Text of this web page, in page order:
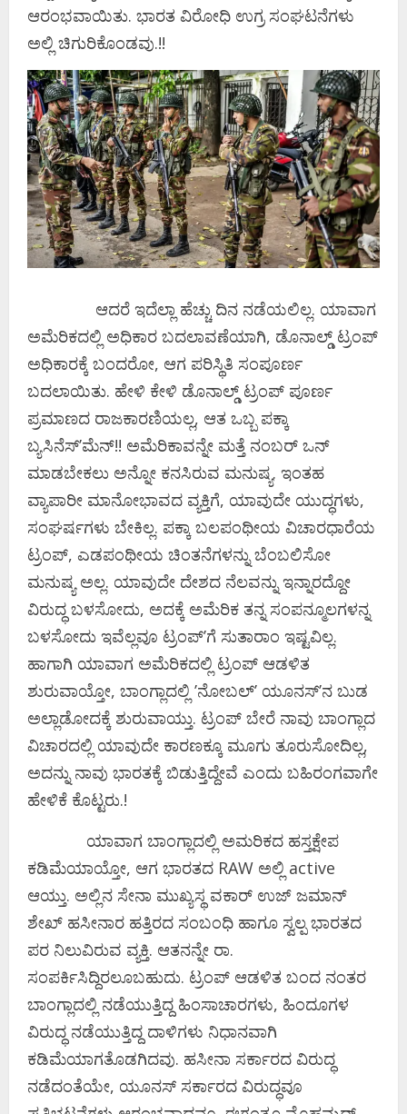
ಆರಂಭವಾಯಿತು. ಭಾರತ ವಿರೋಧಿ ಉಗ್ರ ಸಂಘಟನೆಗಳು
ಅಲ್ಲಿ ಚಿಗುರಿಕೊಂಡವು.!!
ಆದರೆ ಇದೆಲ್ಲಾ ಹೆಚ್ಚು ದಿನ ನಡೆಯಲಿಲ್ಲ. ಯಾವಾಗ
ಅಮೆರಿಕದಲ್ಲಿ ಅಧಿಕಾರ ಬದಲಾವಣೆಯಾಗಿ, ಡೊನಾಲ್ಡ್‌ ಟ್ರಂಪ್‌
ಅಧಿಕಾರಕ್ಕೆ ಬಂದರೋ, ಆಗ ಪರಿಸ್ಥಿತಿ ಸಂಪೂರ್ಣ
ಬದಲಾಯಿತು. ಹೇಳಿ ಕೇಳಿ ಡೊನಾಲ್ಡ್‌ ಟ್ರಂಪ್‌ ಪೂರ್ಣ
ಪ್ರಮಾಣದ ರಾಜಕಾರಣಿಯಲ್ಲ, ಆತ ಒಬ್ಬ ಪಕ್ಕಾ
ಬ್ಯಸಿನೆಸ್‌ʼಮೆನ್!!‌ ಅಮೆರಿಕಾವನ್ನೇ ಮತ್ತೆ ನಂಬರ್‌ ಒನ್‌
ಮಾಡಬೇಕಲು ಅನ್ನೋ ಕನಸಿರುವ ಮನುಷ್ಯ. ಇಂತಹ
ವ್ಯಾಪಾರೀ ಮಾನೋಭಾವದ ವ್ಯಕ್ತಿಗೆ, ಯಾವುದೇ ಯುದ್ಧಗಳು,
ಸಂಘರ್ಷಗಳು ಬೇಕಿಲ್ಲ. ಪಕ್ಕಾ ಬಲಪಂಥೀಯ ವಿಚಾರಧಾರೆಯ
ಟ್ರಂಪ್‌, ಎಡಪಂಥೀಯ ಚಿಂತನೆಗಳನ್ನು ಬೆಂಬಲಿಸೋ
ಮನುಷ್ಯ ಅಲ್ಲ. ಯಾವುದೇ ದೇಶದ ನೆಲವನ್ನು ಇನ್ನಾರದ್ದೋ
ವಿರುದ್ಧ ಬಳಸೋದು, ಅದಕ್ಕೆ ಅಮೆರಿಕ ತನ್ನ ಸಂಪನ್ಮೂಲಗಳನ್ನ
ಬಳಸೋದು ಇವೆಲ್ಲವೂ ಟ್ರಂಪ್‌ʼಗೆ ಸುತಾರಾಂ ಇಷ್ಟವಿಲ್ಲ.
ಹಾಗಾಗಿ ಯಾವಾಗ ಅಮೆರಿಕದಲ್ಲಿ ಟ್ರಂಪ್‌ ಆಡಳಿತ
ಶುರುವಾಯ್ತೋ, ಬಾಂಗ್ಲಾದಲ್ಲಿ ʼನೋಬಲ್‌ʼ ಯೂನಸ್‌ʼನ ಬುಡ
ಅಲ್ಲಾಡೋದಕ್ಕೆ ಶುರುವಾಯ್ತು. ಟ್ರಂಪ್‌ ಬೇರೆ ನಾವು ಬಾಂಗ್ಲಾದ
ವಿಚಾರದಲ್ಲಿ ಯಾವುದೇ ಕಾರಣಕ್ಕೂ ಮೂಗು ತೂರುಸೋದಿಲ್ಲ,
ಅದನ್ನು ನಾವು ಭಾರತಕ್ಕೆ ಬಿಡುತ್ತಿದ್ದೇವೆ ಎಂದು ಬಹಿರಂಗವಾಗೇ
ಹೇಳಿಕೆ ಕೊಟ್ಟರು.!
ಯಾವಾಗ ಬಾಂಗ್ಲಾದಲ್ಲಿ ಅಮರಿಕದ ಹಸ್ತಕ್ಷೇಪ
ಕಡಿಮೆಯಾಯ್ತೋ, ಆಗ ಭಾರತದ RAW ಅಲ್ಲಿ active
ಆಯ್ತು. ಅಲ್ಲಿನ ಸೇನಾ ಮುಖ್ಯಸ್ಥ ವಕಾರ್‌ ಉಜ್‌ ಜಮಾನ್‌
ಶೇಖ್‌ ಹಸೀನಾರ ಹತ್ತಿರದ ಸಂಬಂಧಿ ಹಾಗೂ ಸ್ವಲ್ಪ ಭಾರತದ
ಪರ ನಿಲುವಿರುವ ವ್ಯಕ್ತಿ. ಆತನನ್ನೇ ರಾ.
ಸಂಪರ್ಕಿಸಿದ್ದಿರಲೂಬಹುದು. ಟ್ರಂಪ್‌ ಆಡಳಿತ ಬಂದ ನಂತರ
ಬಾಂಗ್ಲಾದಲ್ಲಿ ನಡೆಯುತ್ತಿದ್ದ ಹಿಂಸಾಚಾರಗಳು, ಹಿಂದೂಗಳ
ವಿರುದ್ಧ ನಡೆಯುತ್ತಿದ್ದ ದಾಳಿಗಳು ನಿಧಾನವಾಗಿ
ಕಡಿಮೆಯಾಗತೊಡಗಿದವು. ಹಸೀನಾ ಸರ್ಕಾರದ ವಿರುದ್ಧ
ನಡೆದಂತೆಯೇ, ಯೂನಸ್‌ ಸರ್ಕಾರದ ವಿರುದ್ಧವೂ